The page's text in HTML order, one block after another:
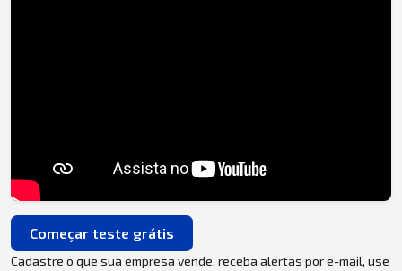
Começar teste grátis
Cadastre o que sua empresa vende, receba alertas por e-mail, use